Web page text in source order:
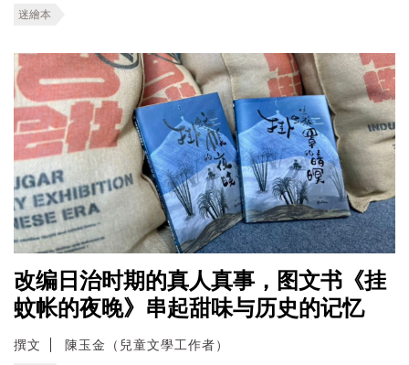
迷繪本
改编日治时期的真人真事，图文书《挂
蚊帐的夜晚》串起甜味与历史的记忆
撰文 陳玉金（兒童文學工作者）